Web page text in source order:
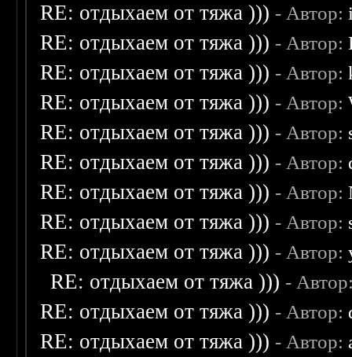
RE: отдыхаем от тяжа ))) - Автор:
RE: отдыхаем от тяжа ))) - Автор:
RE: отдыхаем от тяжа ))) - Автор:
RE: отдыхаем от тяжа ))) - Автор:
RE: отдыхаем от тяжа ))) - Автор:
RE: отдыхаем от тяжа ))) - Автор:
RE: отдыхаем от тяжа ))) - Автор:
RE: отдыхаем от тяжа ))) - Автор:
RE: отдыхаем от тяжа ))) - Автор:
RE: отдыхаем от тяжа ))) -
RE: отдыхаем от тяжа ))) - Автор:
RE: отдыхаем от тяжа ))) - Автор: